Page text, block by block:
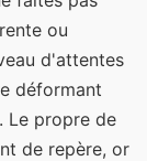
ou
d'attentes
déformant
Le propre de
de repère, or